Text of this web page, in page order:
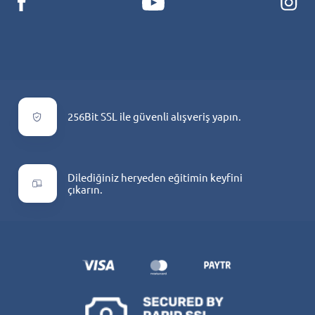
256Bit SSL ile güvenli alışveriş yapın.
Dilediğiniz heryeden eğitimin keyfini
çıkarın.